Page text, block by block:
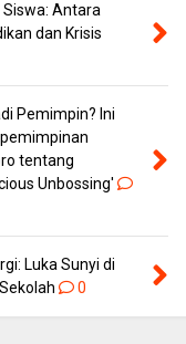
Siswa: Antara
dan Krisis
Pemimpin? Ini
tentang
Unbossing'
Luka Sunyi di
0